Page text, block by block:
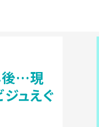
後…現
ュえぐ